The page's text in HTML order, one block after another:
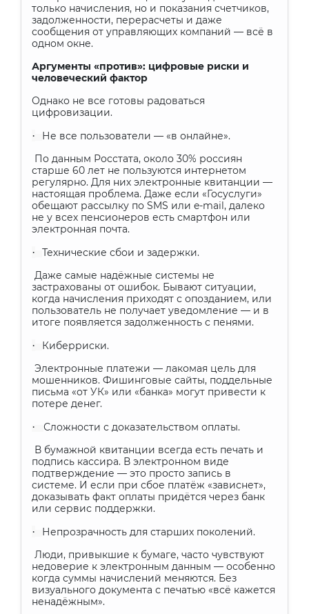
только начисления, но и показания счетчиков,
задолженности, перерасчеты и даже
сообщения от управляющих компаний — всё в
одном окне.
Аргументы «против»: цифровые риски и
человеческий фактор
Однако не все готовы радоваться
цифровизации.
·
Не все пользователи — «в онлайне».
По данным Росстата, около 30% россиян
старше 60 лет не пользуются интернетом
регулярно. Для них электронные квитанции —
настоящая проблема. Даже если «Госуслуги»
обещают рассылку по SMS или e-mail, далеко
не у всех пенсионеров есть смартфон или
электронная почта.
·
Технические сбои и задержки.
Даже самые надёжные системы не
застрахованы от ошибок. Бывают ситуации,
когда начисления приходят с опозданием, или
пользователь не получает уведомление — и в
итоге появляется задолженность с пенями.
·
Киберриски.
Электронные платежи — лакомая цель для
мошенников. Фишинговые сайты, поддельные
письма «от УК» или «банка» могут привести к
потере денег.
·
Сложности с доказательством оплаты.
В бумажной квитанции всегда есть печать и
подпись кассира. В электронном виде
подтверждение — это просто запись в
системе. И если при сбое платёж «зависнет»,
доказывать факт оплаты придётся через банк
или сервис поддержки.
·
Непрозрачность для старших поколений.
Люди, привыкшие к бумаге, часто чувствуют
недоверие к электронным данным — особенно
когда суммы начислений меняются. Без
визуального документа с печатью «всё кажется
ненадёжным».